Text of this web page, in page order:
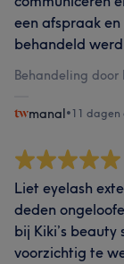
een afspraak
behandeld
Behandeling door
manal•11 dagen
Liet eyelash
deden
bij Kiki’s
voorzichtig te